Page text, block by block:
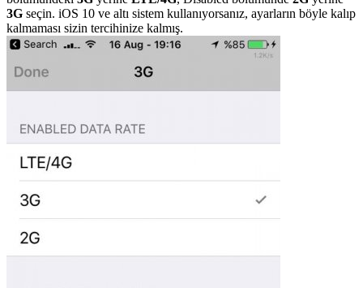
3G seçin. iOS 10 ve altı sistem kullanıyorsanız, ayarların böyle kalıp
kalmaması sizin tercihinize kalmış.